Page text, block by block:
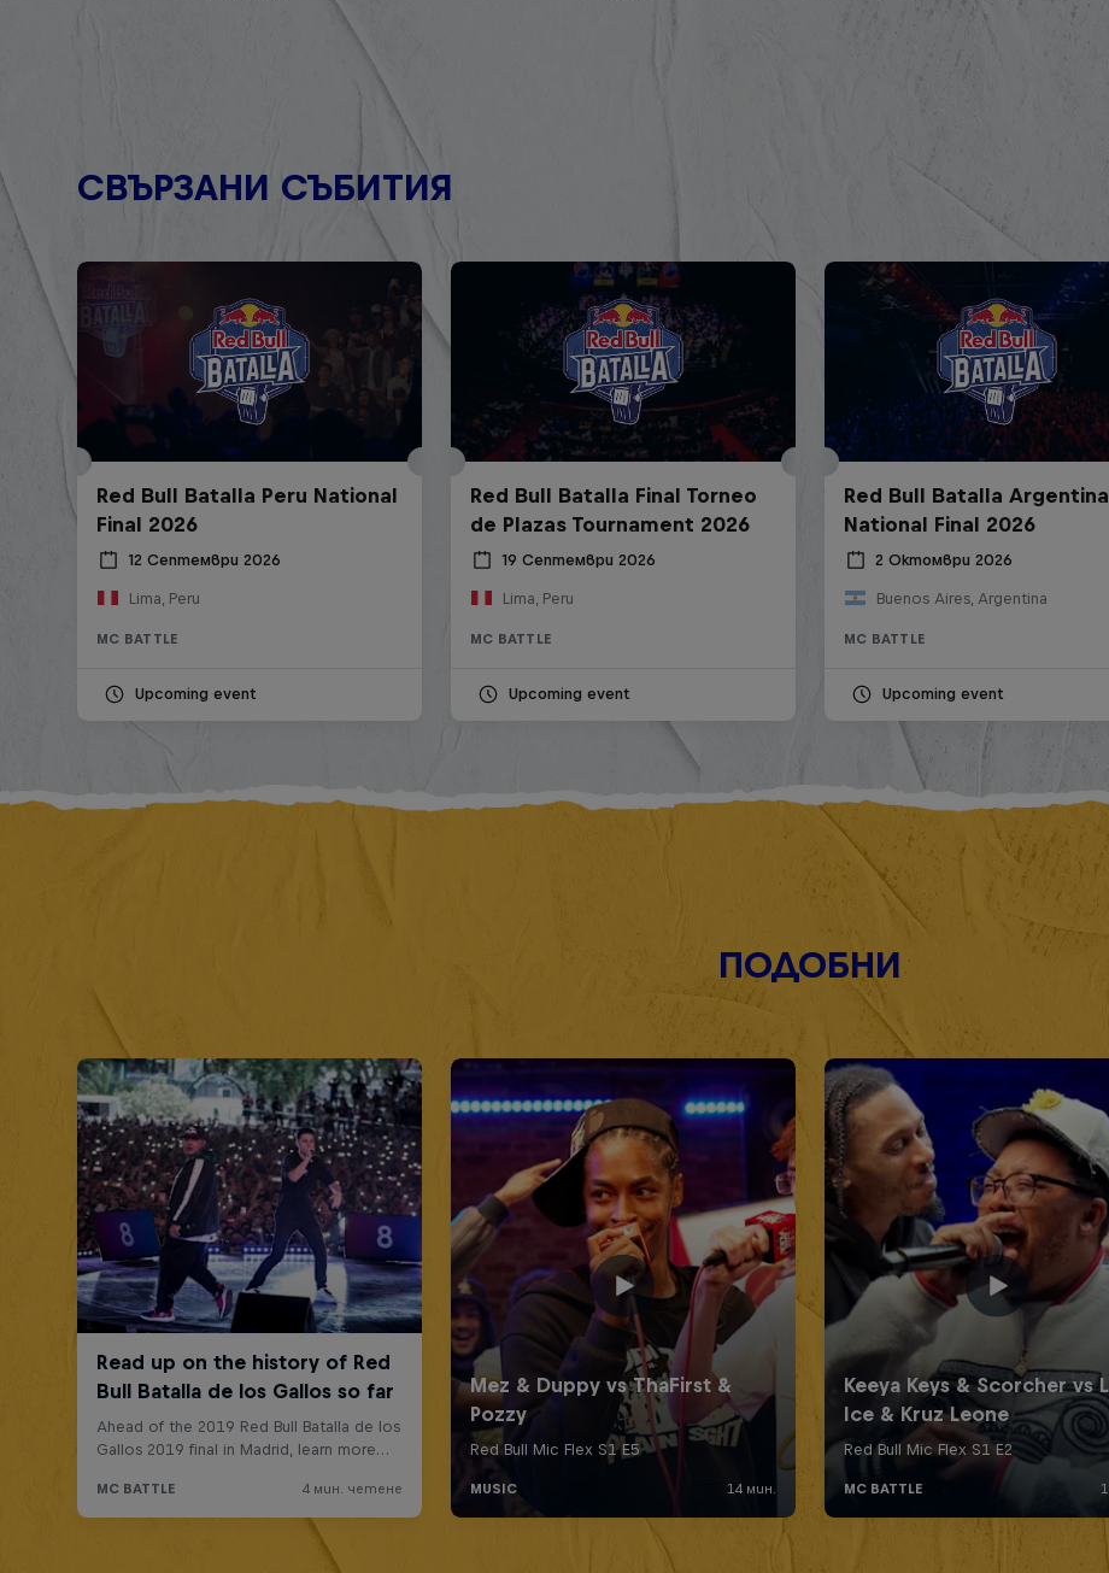
СВЪРЗАНИ СЪБИТИЯ
Red Bull Batalla Peru National
Final 2026
12 Септември 2026
Lima, Peru
MC BATTLE
Upcoming event
Red Bull Batalla Final Torneo
de Plazas Tournament 2026
19 Септември 2026
Lima, Peru
MC BATTLE
Upcoming event
Red Bull Batalla Argentina
National Final 2026
2 Октомври 2026
Buenos Aires, Argentina
MC BATTLE
Upcoming event
ПОДОБНИ